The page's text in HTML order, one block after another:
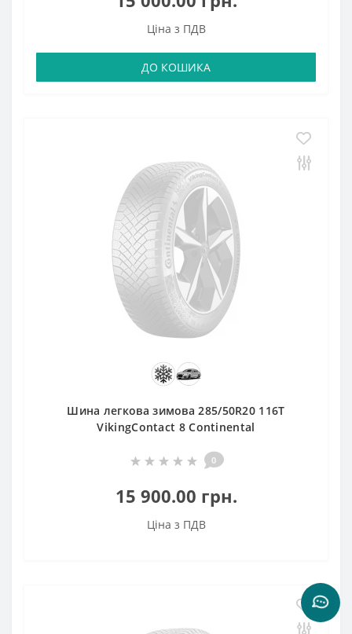
Ціна з ПДВ
ДО КОШИКА
Шина легкова зимова 285/50R20 116T
VikingContact 8 Continental
0
15 900.00 грн.
Ціна з ПДВ